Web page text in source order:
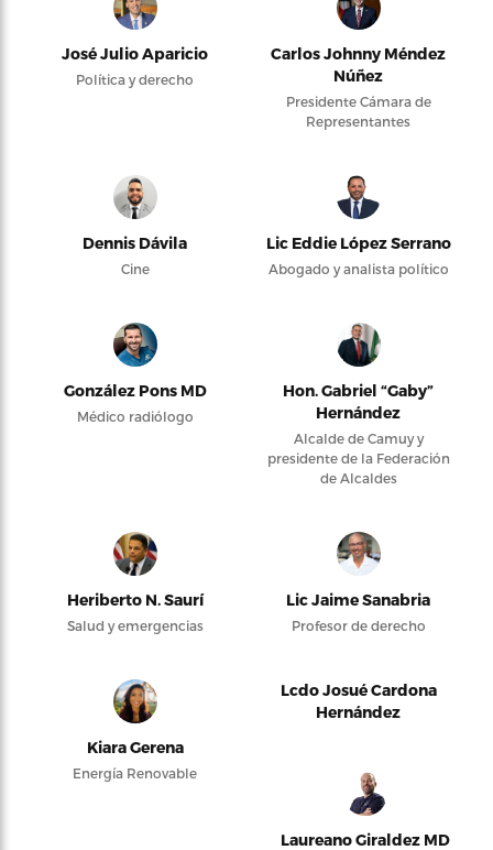
José Julio Aparicio
Política y derecho
Carlos Johnny Méndez
Núñez
Presidente Cámara de
Representantes
Dennis Dávila
Cine
Lic Eddie López Serrano
Abogado y analista político
González Pons MD
Médico radiólogo
Hon. Gabriel “Gaby”
Hernández
Alcalde de Camuy y
presidente de la Federación
de Alcaldes
Heriberto N. Saurí
Salud y emergencias
Lic Jaime Sanabria
Profesor de derecho
Kiara Gerena
Energía Renovable
Lcdo Josué Cardona
Hernández
Laureano Giraldez MD